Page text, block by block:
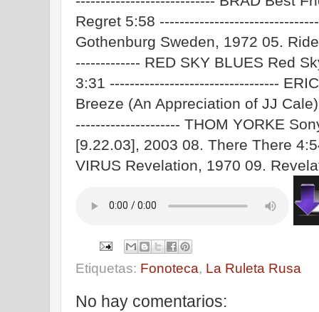
Regret 5:58
Gothenburg Sweden, 1972 05.
------------- RED SKY BLUES Red
3:31 ----------------------------------
Breeze (An Appreciation of JJ
--------------------- THOM YORKE
[9.22.03], 2003 08. There There
VIRUS Revelation, 1970 09.
Etiquetas: Fonoteca, La Ruleta Rusa
No hay comentarios: